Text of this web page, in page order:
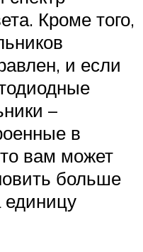
Кроме того,
и если
–
в
вам может
больше
единицу